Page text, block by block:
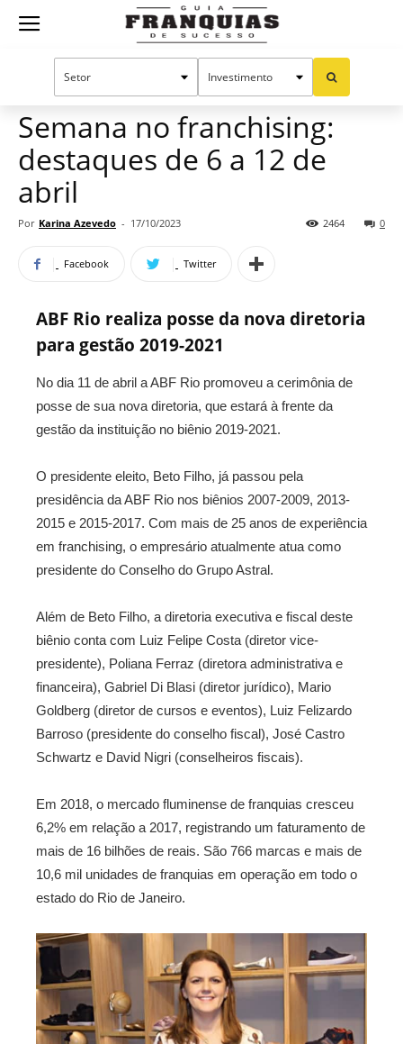
Guia
Manual do sucesso
Semana no franchising:
destaques de 6 a 12 de
abril
Por Karina Azevedo - 17/10/2023 0
2464
Facebook Twitter
ABF Rio realiza posse da nova diretoria
para gestão 2019-2021
No dia 11 de abril a ABF Rio promoveu a cerimônia de
posse de sua nova diretoria, que estará à frente da
gestão da instituição no biênio 2019-2021.
O presidente eleito, Beto Filho, já passou pela
presidência da ABF Rio nos biênios 2007-2009, 2013-
2015 e 2015-2017. Com mais de 25 anos de experiência
em franchising, o empresário atualmente atua como
presidente do Conselho do Grupo Astral.
Além de Beto Filho, a diretoria executiva e fiscal deste
biênio conta com Luiz Felipe Costa (diretor vice-
presidente), Poliana Ferraz (diretora administrativa e
financeira), Gabriel Di Blasi (diretor jurídico), Mario
Goldberg (diretor de cursos e eventos), Luiz Felizardo
Barroso (presidente do conselho fiscal), José Castro
Schwartz e David Nigri (conselheiros fiscais).
Em 2018, o mercado fluminense de franquias cresceu
6,2% em relação a 2017, registrando um faturamento de
mais de 16 bilhões de reais. São 766 marcas e mais de
10,6 mil unidades de franquias em operação em todo o
estado do Rio de Janeiro.